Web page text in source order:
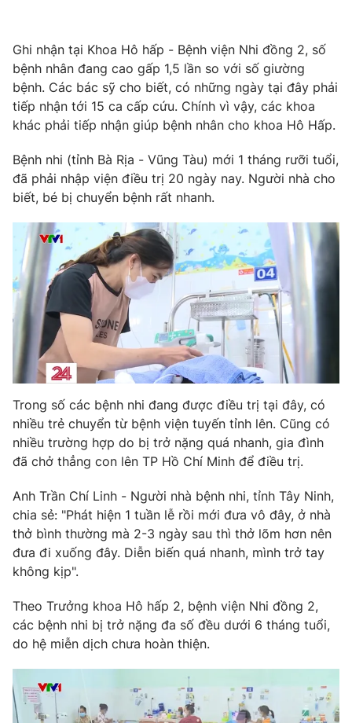
Thế giới đó đây
Câu chuyện quốc tế
Kinh tế
Tài chính
Thị trường
Dữ liệu và đời sống
Phim VTV
Hậu trường
Nhân vật
Khán giả
Giải sao mai
Giải trí
Điện ảnh
Âm nhạc
Sao
Đời sống
Du lịch
Làm đẹp
Chất lượng cuộc sống
Giáo dục
Tuyển sinh
Học trực tuyến
Công nghệ
Hitech Công nghệ tương lai
Thị trường
Tư vấn
Giao lưu trực tuyến
Lịch phát sóng
Emagazine Podcast
Photo Infographic
VTV Money VTV Thể thao
VTV Sức khoẻ Bất động sản
Ghi nhận tại Khoa Hô hấp - Bệnh viện Nhi đồng 2, số
bệnh nhân đang cao gấp 1,5 lần so với số giường
bệnh. Các bác sỹ cho biết, có những ngày tại đây phải
tiếp nhận tới 15 ca cấp cứu. Chính vì vậy, các khoa
khác phải tiếp nhận giúp bệnh nhân cho khoa Hô Hấp.
Bệnh nhi (tỉnh Bà Rịa - Vũng Tàu) mới 1 tháng rưỡi tuổi,
đã phải nhập viện điều trị 20 ngày nay. Người nhà cho
biết, bé bị chuyển bệnh rất nhanh.
Trong số các bệnh nhi đang được điều trị tại đây, có
nhiều trẻ chuyển từ bệnh viện tuyến tỉnh lên. Cũng có
nhiều trường hợp do bị trở nặng quá nhanh, gia đình
đã chở thẳng con lên TP Hồ Chí Minh để điều trị.
Anh Trần Chí Linh - Người nhà bệnh nhi, tỉnh Tây Ninh,
chia sẻ: "Phát hiện 1 tuần lễ rồi mới đưa vô đây, ở nhà
thở bình thường mà 2-3 ngày sau thì thở lõm hơn nên
đưa đi xuống đây. Diễn biến quá nhanh, mình trở tay
không kịp".
Theo Trưởng khoa Hô hấp 2, bệnh viện Nhi đồng 2,
các bệnh nhi bị trở nặng đa số đều dưới 6 tháng tuổi,
do hệ miễn dịch chưa hoàn thiện.